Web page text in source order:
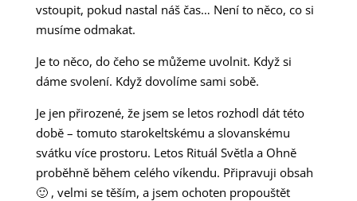
vstoupit, pokud nastal náš čas… Není to něco, co si
musíme odmakat.
Je to něco, do čeho se můžeme uvolnit. Když si
dáme svolení. Když dovolíme sami sobě.
Je jen přirozené, že jsem se letos rozhodl dát této
době – tomuto starokeltskému a slovanskému
svátku více prostoru. Letos Rituál Světla a Ohně
proběhně během celého víkendu. Připravuji obsah
🙂 , velmi se těším, a jsem ochoten propouštět